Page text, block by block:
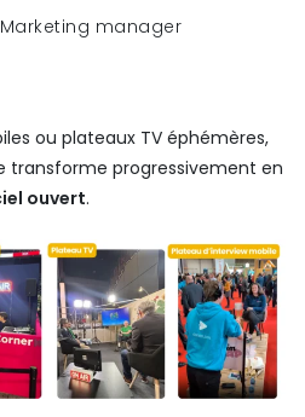
manager
ou plateaux TV éphémères,
transforme progressivement en
ouvert.